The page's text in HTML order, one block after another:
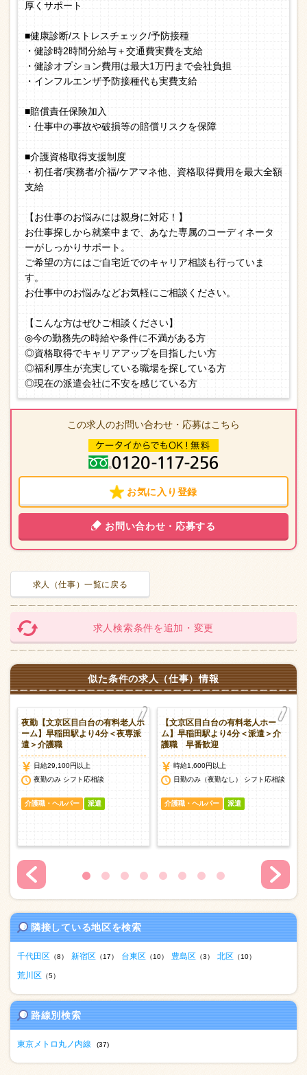
厚くサポート
■健康診断/ストレスチェック/予防接種
・健診時2時間分給与＋交通費実費を支給
・健診オプション費用は最大1万円まで会社負担
・インフルエンザ予防接種代も実費支給
■賠償責任保険加入
・仕事中の事故や破損等の賠償リスクを保障
■介護資格取得支援制度
・初任者/実務者/介福/ケアマネ他、資格取得費用を最大全額
支給
【お仕事のお悩みには親身に対応！】
お仕事探しから就業中まで、あなた専属のコーディネータ
ーがしっかりサポート。
ご希望の方にはご自宅近でのキャリア相談も行っていま
す。
お仕事中のお悩みなどお気軽にご相談ください。
【こんな方はぜひご相談ください】
◎今の勤務先の時給や条件に不満がある方
◎資格取得でキャリアアップを目指したい方
◎福利厚生が充実している職場を探している方
◎現在の派遣会社に不安を感じている方
この求人のお問い合わせ・応募はこちら
お気に入り登録
お問い合わせ・応募する
求人（仕事）一覧に戻る
求人検索条件を追加・変更
似た条件の求人（仕事）情報
夜勤【文京区目白台の有料老人ホ
ーム】早稲田駅より4分＜夜専派
遣＞介護職
日給29,100円以上
夜勤のみ シフト応相談
介護職・ヘルパー 派遣
【文京区目白台の有料老人ホー
ム】早稲田駅より4分＜派遣＞介
護職 早番歓迎
時給1,600円以上
日勤のみ（夜勤なし） シフト応相談
介護職・ヘルパー 派遣
隣接している地区を検索
千代田区 （8） 新宿区 （17） 台東区 （10） 豊島区 （3） 北区 （10）
荒川区 （5）
路線別検索
東京メトロ丸ノ内線 (37)